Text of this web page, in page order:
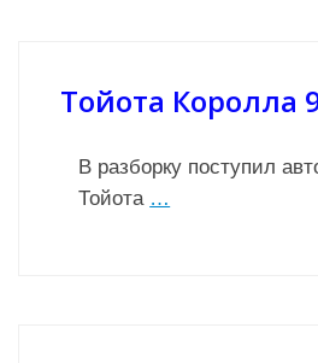
Тойота Королла
В разборку поступил
Тойота …